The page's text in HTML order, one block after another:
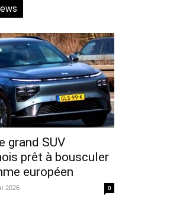
grand SUV
prêt à bousculer
européen
2026 0